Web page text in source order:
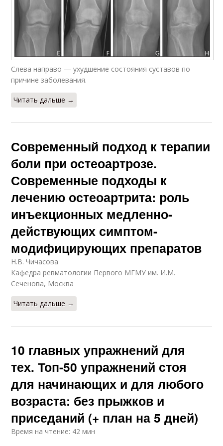
Слева направо — ухудшение состояния суставов по
причине заболевания.
Читать дальше →
Современный подход к терапии
боли при остеоартрозе.
Современные подходы к
лечению остеоартрита: роль
инъекционных медленно-
действующих симптом-
модифицирующих препаратов
Н.В. Чичасова
Кафедра ревматологии Первого МГМУ им. И.М.
Сеченова, Москва
Читать дальше →
10 главных упражнений для
тех. Топ-50 упражнений стоя
для начинающих и для любого
возраста: без прыжков и
приседаний (+ план на 5 дней)
Время на чтение: 42 мин